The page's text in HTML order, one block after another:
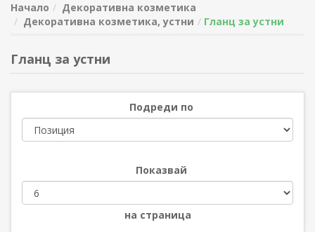
Начало
Декоративна козметика
Декоративна козметика, устни
Гланц за устни
Гланц за устни
Подреди по
Показвай
на страница